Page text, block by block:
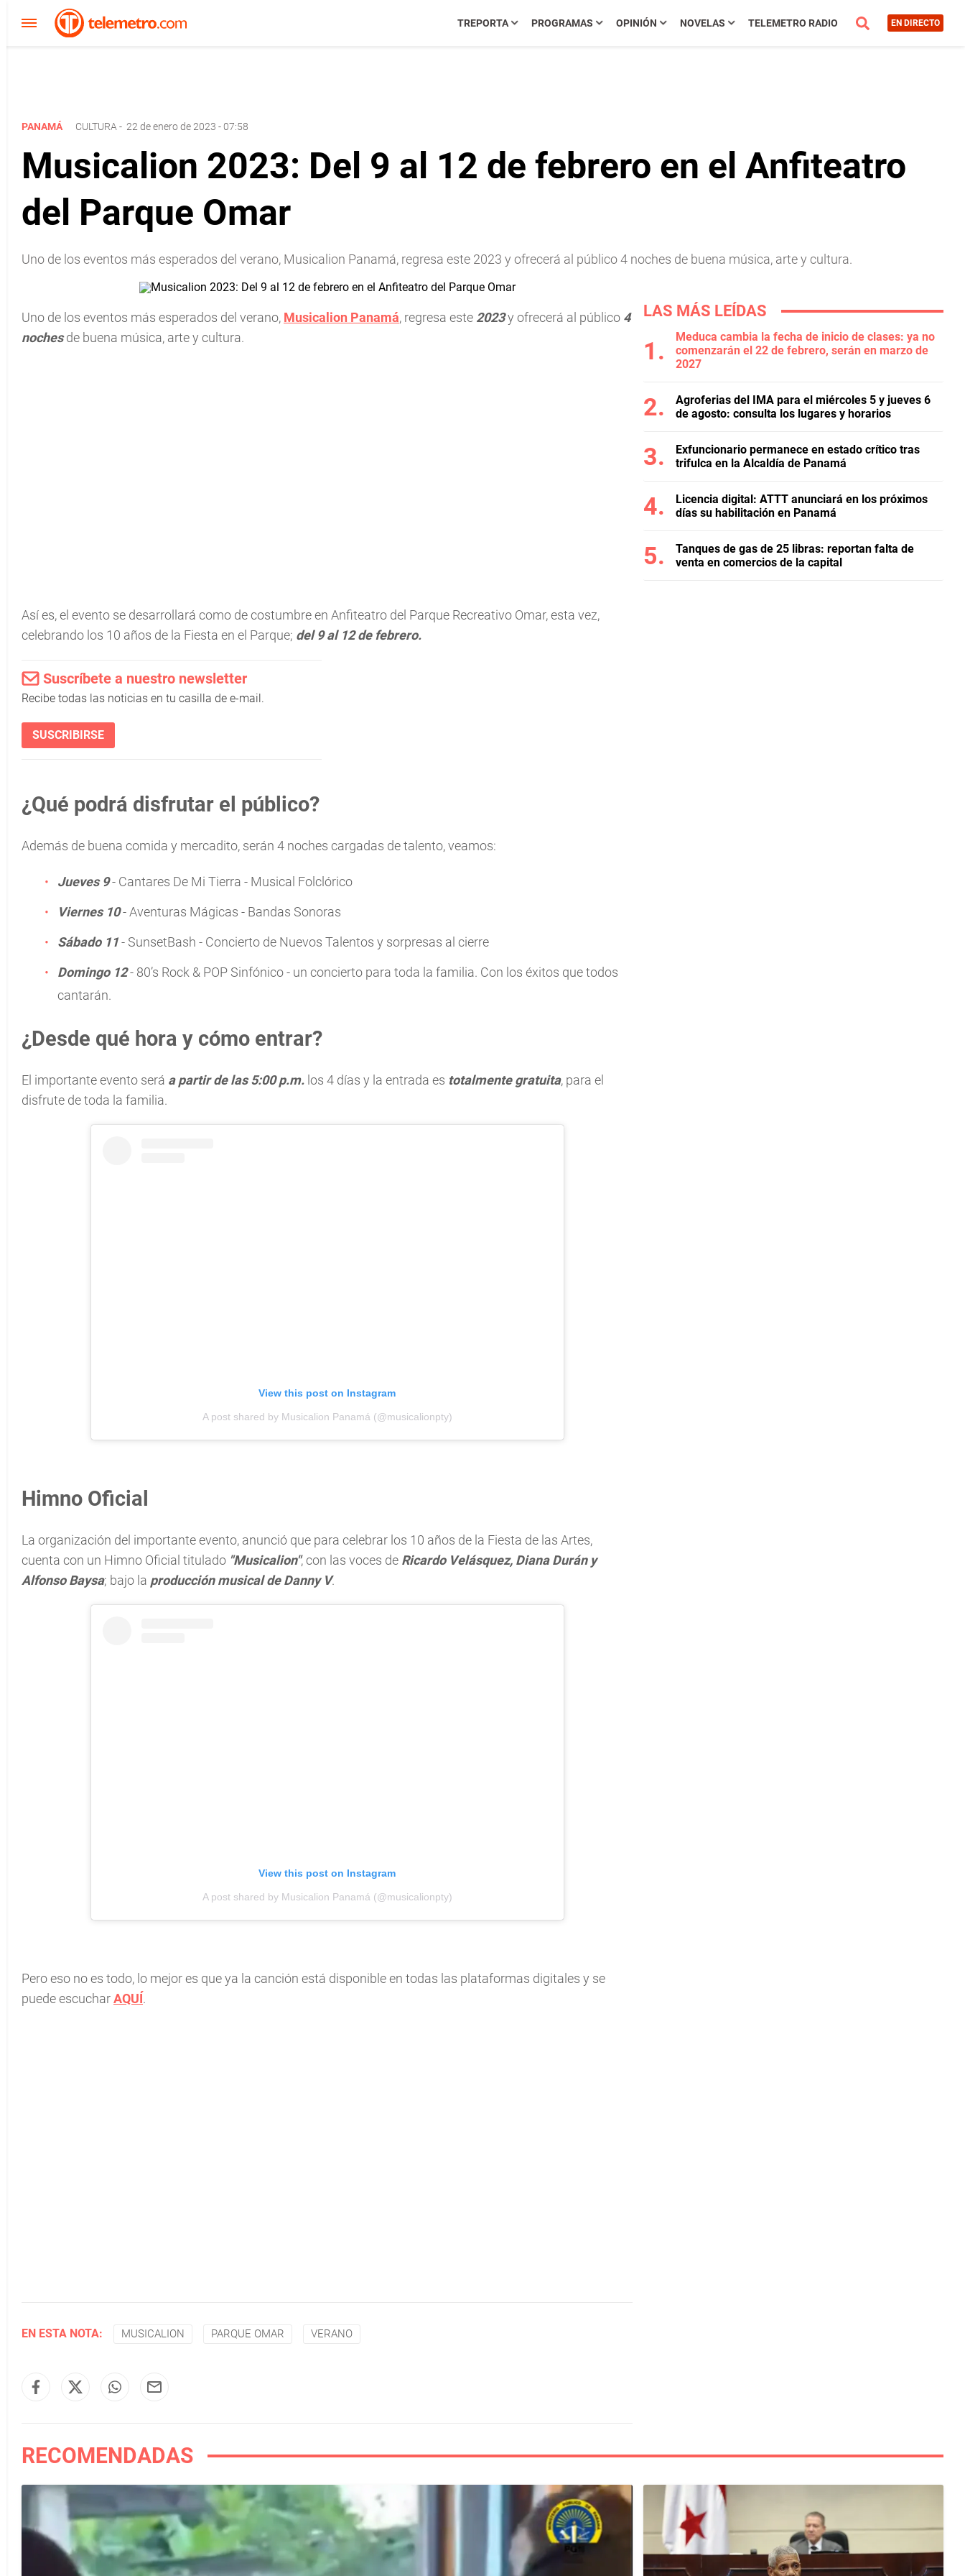
TREPORTA PROGRAMAS OPINIÓN NOVELAS TELEMETRO RADIO EN DIRECTO
PANAMÁ CULTURA - 22 de enero de 2023 - 07:58
Musicalion 2023: Del 9 al 12 de febrero en el Anfiteatro
del Parque Omar
Uno de los eventos más esperados del verano, Musicalion Panamá, regresa este 2023 y ofrecerá al público 4 noches de buena música, arte y cultura.
Uno de los eventos más esperados del verano, Musicalion Panamá, regresa este 2023y ofrecerá al público 4
nochesde buena música, arte y cultura.
Así es, el evento se desarrollará como de costumbre en Anfiteatro del Parque Recreativo Omar, esta vez,
celebrando los 10 años de la Fiesta en el Parque; del 9 al 12 de febrero.
Suscríbete a nuestro newsletter
Recibe todas las noticias en tu casilla de e-mail.
SUSCRIBIRSE
¿Qué podrá disfrutar el público?
Además de buena comida y mercadito, serán 4 noches cargadas de talento, veamos:
Jueves 9- Cantares De Mi Tierra - Musical Folclórico
Viernes 10- Aventuras Mágicas - Bandas Sonoras
Sábado 11- SunsetBash - Concierto de Nuevos Talentos y sorpresas al cierre
Domingo 12- 80’s Rock & POP Sinfónico - un concierto para toda la familia. Con los éxitos que todos
cantarán.
¿Desde qué hora y cómo entrar?
El importante evento será a partir de las 5:00 p.m. los 4 días y la entrada es totalmente gratuita, para el
disfrute de toda la familia.
View this post on Instagram
A post shared by Musicalion Panamá (@musicalionpty)
Himno Oficial
La organización del importante evento, anunció que para celebrar los 10 años de la Fiesta de las Artes,
cuenta con un Himno Oficial titulado "Musicalion", con las voces de Ricardo Velásquez, Diana Durán y
Alfonso Baysa; bajo la producción musical de Danny V.
View this post on Instagram
A post shared by Musicalion Panamá (@musicalionpty)
Pero eso no es todo, lo mejor es que ya la canción está disponible en todas las plataformas digitales y se
puede escucharAQUÍ.
EN ESTA NOTA: MUSICALION PARQUE OMAR VERANO
LAS MÁS LEÍDAS
Meduca cambia la fecha de inicio de clases: ya no
comenzarán el 22 de febrero, serán en marzo de
2027
Agroferias del IMA para el miércoles 5 y jueves 6
de agosto: consulta los lugares y horarios
Exfuncionario permanece en estado crítico tras
trifulca en la Alcaldía de Panamá
Licencia digital: ATTT anunciará en los próximos
días su habilitación en Panamá
Tanques de gas de 25 libras: reportan falta de
venta en comercios de la capital
RECOMENDADAS